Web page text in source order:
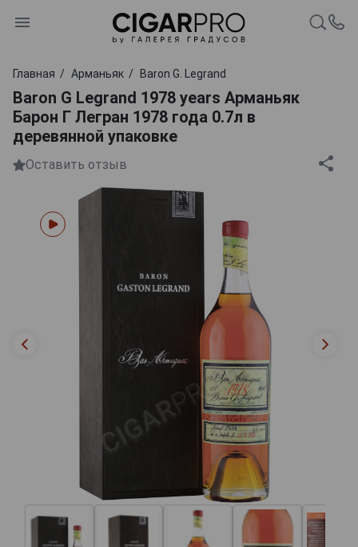
Главная Арманьяк Baron G. Legrand
Baron G Legrand 1978 years Арманьяк
Барон Г Легран 1978 года 0.7л в
деревянной упаковке
Оставить отзыв